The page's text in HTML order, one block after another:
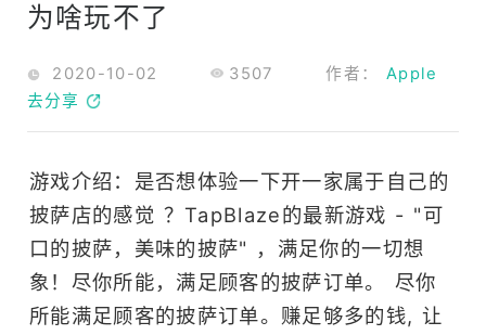
为啥玩不了
2020-10-02 3507 作者： Apple
去分享
游戏介绍：是否想体验一下开一家属于自己的
披萨店的感觉 ？TapBlaze的最新游戏 - "可
口的披萨，美味的披萨" ，满足你的一切想
象！尽你所能，满足顾客的披萨订单。 尽你
所能满足顾客的披萨订单。赚足够多的钱, 让